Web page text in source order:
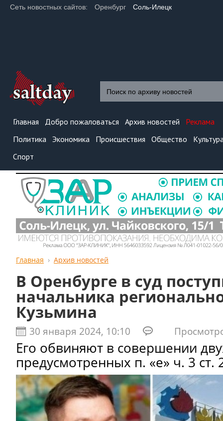
Сеть новостных сайтов: Оренбург Соль-Илецк
Главная Добро пожаловаться Архив новостей
Реклама
Политика Экономика Происшествия Общество
Спорт
Главная Архив новостей
В Оренбурге в суд
начальника
Кузьмина
30 января 2024, 10:10
Его обвиняют в совершении
предусмотренных п. «е» ч. 3 ст.